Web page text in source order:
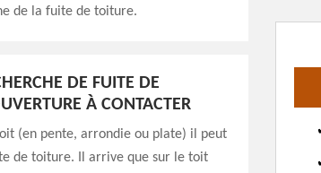
de la fuite de toiture.
DE FUITE DE
À CONTACTER
(en pente, arrondie ou plate) il peut
de toiture. Il arrive que sur le toit